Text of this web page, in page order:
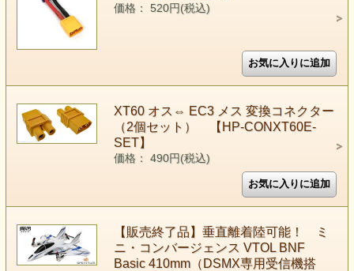
価格： 520円(税込)
XT60 オス⇔ EC3 メス 変換コネクター
（2個セット） 【HP-CONXT60E-
SET】
価格： 490円(税込)
【販売終了品】垂直離着陸可能！ ミ
ニ・コンバージェンス VTOL BNF
Basic 410mm（DSMX専用受信機搭